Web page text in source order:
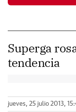
Superga
tendencia
jueves, 25 julio 2013,